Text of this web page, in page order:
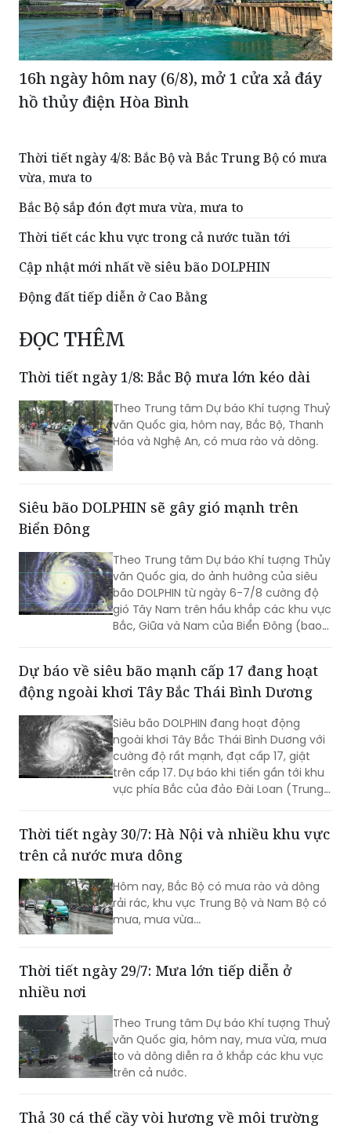
16h ngày hôm nay (6/8), mở 1 cửa xả đáy
hồ thủy điện Hòa Bình
Thời tiết ngày 4/8: Bắc Bộ và Bắc Trung Bộ có mưa
vừa, mưa to
Bắc Bộ sắp đón đợt mưa vừa, mưa to
Thời tiết các khu vực trong cả nước tuần tới
Cập nhật mới nhất về siêu bão DOLPHIN
Động đất tiếp diễn ở Cao Bằng
ĐỌC THÊM
Thời tiết ngày 1/8: Bắc Bộ mưa lớn kéo dài
Theo Trung tâm Dự báo Khí tượng Thuỷ
văn Quốc gia, hôm nay, Bắc Bộ, Thanh
Hóa và Nghệ An, có mưa rào và dông.
Siêu bão DOLPHIN sẽ gây gió mạnh trên
Biển Đông
Theo Trung tâm Dự báo Khí tượng Thủy
văn Quốc gia, do ảnh hưởng của siêu
bão DOLPHIN từ ngày 6-7/8 cường độ
gió Tây Nam trên hầu khắp các khu vực
Bắc, Giữa và Nam của Biển Đông (bao
cao từ 2-4m, biển động rất mạnh.
Dự báo về siêu bão mạnh cấp 17 đang hoạt
động ngoài khơi Tây Bắc Thái Bình Dương
Siêu bão DOLPHIN đang hoạt động
ngoài khơi Tây Bắc Thái Bình Dương với
cường độ rất mạnh, đạt cấp 17, giật
trên cấp 17. Dự báo khi tiến gần tới khu
vực phía Bắc của đảo Đài Loan (Trung
Biển Đông gia tăng cường độ...
Thời tiết ngày 30/7: Hà Nội và nhiều khu vực
trên cả nước mưa dông
Hôm nay, Bắc Bộ có mưa rào và dông
rải rác, khu vực Trung Bộ và Nam Bộ có
mưa, mưa vừa...
Thời tiết ngày 29/7: Mưa lớn tiếp diễn ở
nhiều nơi
Theo Trung tâm Dự báo Khí tượng Thuỷ
văn Quốc gia, hôm nay, mưa vừa, mưa
to và dông diễn ra ở khắp các khu vực
trên cả nước.
Thả 30 cá thể cầy vòi hương về môi trường